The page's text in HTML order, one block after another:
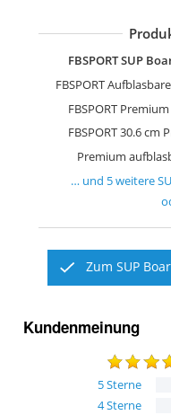
FBSPORT
Premium
… und 5weitere
Zum SUP
Kundenmeinung
5Sterne
4Sterne